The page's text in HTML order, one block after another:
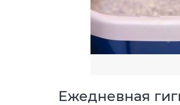
Ежедневная